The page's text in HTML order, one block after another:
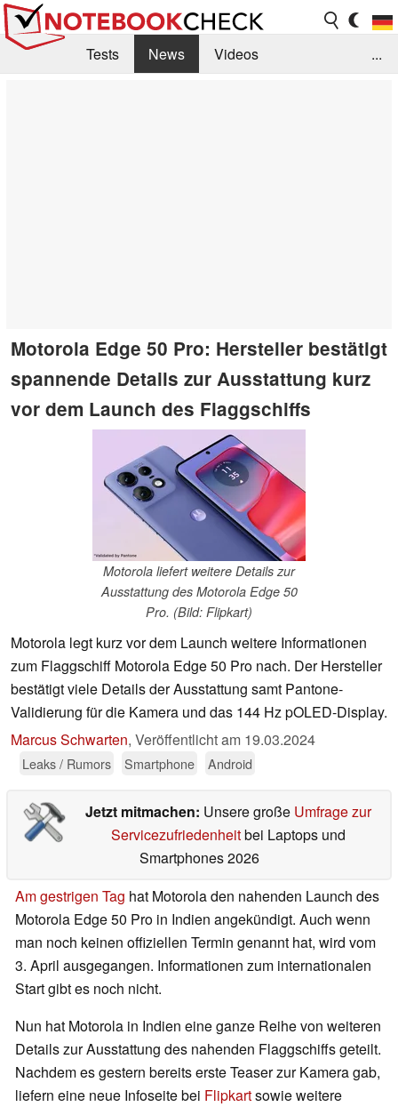
Tests News
Videos
...
Motorola Edge 50 Pro: Hersteller bestätigt
spannende Details zur Ausstattung kurz
vor dem Launch des Flaggschiffs
Motorola liefert weitere Details zur
Ausstattung des Motorola Edge 50
Pro. (Bild: Flipkart)
Motorola legt kurz vor dem Launch weitere Informationen
zum Flaggschiff Motorola Edge 50 Pro nach. Der Hersteller
bestätigt viele Details der Ausstattung samt Pantone-
Validierung für die Kamera und das 144 Hz pOLED-Display.
Marcus Schwarten, Veröffentlicht am 19.03.2024
Leaks / Rumors Smartphone Android
Jetzt mitmachen: Unsere große Umfrage zur
Servicezufriedenheitbei Laptops und
Smartphones 2026
Am gestrigen Tag hat Motorola den nahenden Launch des
Motorola Edge 50 Pro in Indien angekündigt. Auch wenn
man noch keinen offiziellen Termin genannt hat, wird vom
3. April ausgegangen. Informationen zum internationalen
Start gibt es noch nicht.
Nun hat Motorola in Indien eine ganze Reihe von weiteren
Details zur Ausstattung des nahenden Flaggschiffs geteilt.
Nachdem es gestern bereits erste Teaser zur Kamera gab,
liefern eine neue Infoseite bei Flipkartsowie weitere